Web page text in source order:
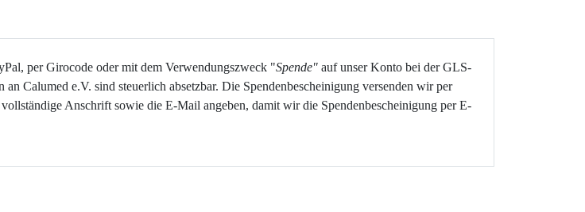
per Girocode oder mit dem Verwendungszweck "Spende" auf unser Konto bei der GLS-
Calumed e.V. sind steuerlich absetzbar. Die Spendenbescheinigung versenden wir per
Anschrift sowie die E-Mail angeben, damit wir die Spendenbescheinigung per E-